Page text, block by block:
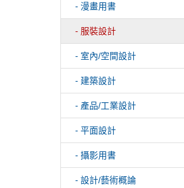
- 漫畫用書
- 服裝設計
- 室內/空間設計
- 建築設計
- 產品/工業設計
- 平面設計
- 攝影用書
- 設計/藝術概論